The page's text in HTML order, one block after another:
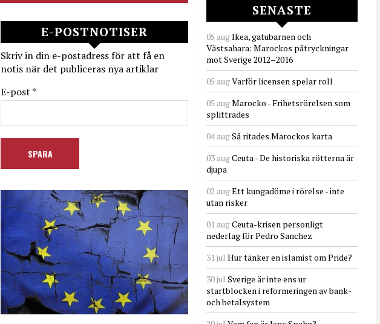
E-POSTNOTISER
Skriv in din e-postadress för att få en
notis när det publiceras nya artiklar
E-post *
SENASTE
05 augIkea, gatubarnen och
Västsahara: Marockos påtryckningar
mot Sverige 2012–2016
05 augVarför licensen spelar roll
05 augMarocko - Frihetsrörelsen som
splittrades
04 augSå ritades Marockos karta
03 augCeuta - De historiska rötterna är
djupa
02 augEtt kungadöme i rörelse - inte
utan risker
01 augCeuta-krisen personligt
nederlag för Pedro Sanchez
31 jul Hur tänker en islamist om Pride?
30 jul Sverige är inte ens ur
startblocken i reformeringen av bank-
och betalsystem